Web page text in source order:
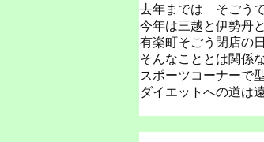
去年までは そごうで
今年は三越と伊勢丹
有楽町そごう閉店の
そんなこととは関係
スポーツコーナーで
ダイエットへの道は